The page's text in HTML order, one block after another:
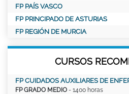
FP PAÍS VASCO
FP PRINCIPADO DE ASTURIAS
FP REGIÓN DE MURCIA
CURSOS
FP CUIDADOS AUXILIARES DE
FP GRADO MEDIO - 1400 horas